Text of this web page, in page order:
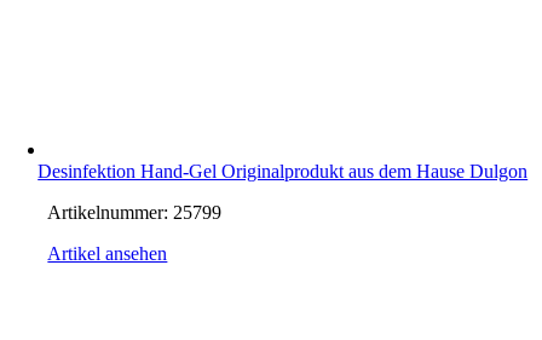
Desinfektion Hand-Gel Originalprodukt aus dem Hause Dulgon
Artikelnummer: 25799
Artikel ansehen